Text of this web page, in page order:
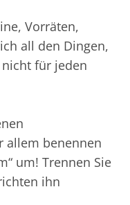
Vorräten,
all den Dingen,
für jeden
allem benennen
um! Trennen Sie
ihn